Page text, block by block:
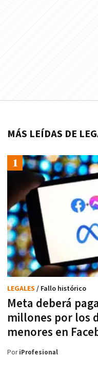
MÁS LEÍDAS DE
Meta deberá
millones por los
menores en
LEGALES / Fallo histórico
PoriProfesional